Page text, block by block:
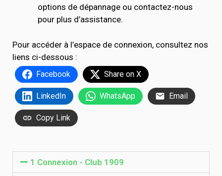
options de dépannage ou contactez-nous
pour plus d’assistance.
Pour accéder à l’espace de connexion, consultez nos
liens ci-dessous :
Facebook Share on X
LinkedIn WhatsApp Email
Copy Link
1 Connexion - Club 1909